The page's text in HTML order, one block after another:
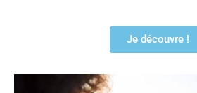
Je découvre !